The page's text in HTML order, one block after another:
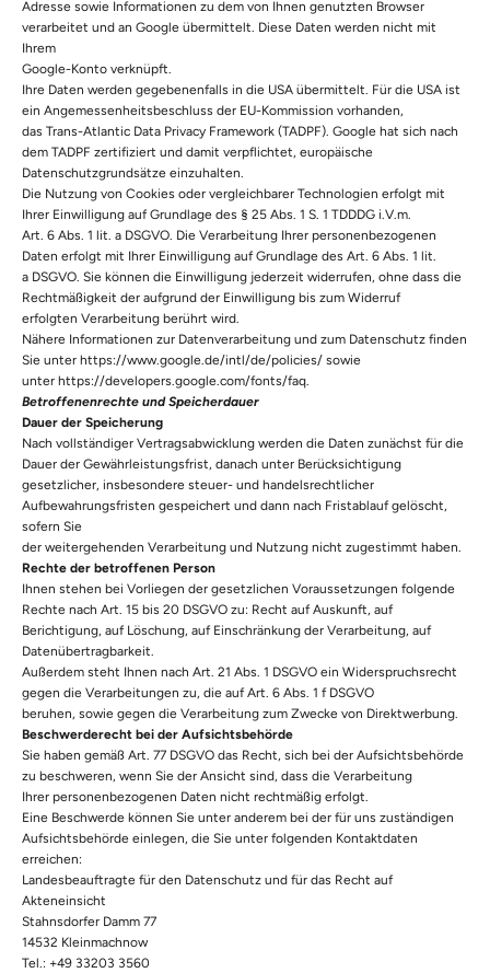
Adresse sowie Informationen zu dem von Ihnen genutzten Browser
verarbeitet und an Google übermittelt. Diese Daten werden nicht mit
Ihrem
Google-Konto verknüpft.
Ihre Daten werden gegebenenfalls in die USA übermittelt. Für die USA ist
ein Angemessenheitsbeschluss der EU-Kommission vorhanden,
das Trans-Atlantic Data Privacy Framework (TADPF). Google hat sich nach
dem TADPF zertifiziert und damit verpflichtet, europäische
Datenschutzgrundsätze einzuhalten.
Die Nutzung von Cookies oder vergleichbarer Technologien erfolgt mit
Ihrer Einwilligung auf Grundlage des § 25 Abs. 1 S. 1 TDDDG i.V.m.
Art. 6 Abs. 1 lit. a DSGVO. Die Verarbeitung Ihrer personenbezogenen
Daten erfolgt mit Ihrer Einwilligung auf Grundlage des Art. 6 Abs. 1 lit.
a DSGVO. Sie können die Einwilligung jederzeit widerrufen, ohne dass die
Rechtmäßigkeit der aufgrund der Einwilligung bis zum Widerruf
erfolgten Verarbeitung berührt wird.
Nähere Informationen zur Datenverarbeitung und zum Datenschutz finden
Sie unter https://www.google.de/intl/de/policies/ sowie
unter https://developers.google.com/fonts/faq.
Betroffenenrechte und Speicherdauer
Dauer der Speicherung
Nach vollständiger Vertragsabwicklung werden die Daten zunächst für die
Dauer der Gewährleistungsfrist, danach unter Berücksichtigung
gesetzlicher, insbesondere steuer- und handelsrechtlicher
Aufbewahrungsfristen gespeichert und dann nach Fristablauf gelöscht,
sofern Sie
der weitergehenden Verarbeitung und Nutzung nicht zugestimmt haben.
Rechte der betroffenen Person
Ihnen stehen bei Vorliegen der gesetzlichen Voraussetzungen folgende
Rechte nach Art. 15 bis 20 DSGVO zu: Recht auf Auskunft, auf
Berichtigung, auf Löschung, auf Einschränkung der Verarbeitung, auf
Datenübertragbarkeit.
Außerdem steht Ihnen nach Art. 21 Abs. 1 DSGVO ein Widerspruchsrecht
gegen die Verarbeitungen zu, die auf Art. 6 Abs. 1 f DSGVO
beruhen, sowie gegen die Verarbeitung zum Zwecke von Direktwerbung.
Beschwerderecht bei der Aufsichtsbehörde
Sie haben gemäß Art. 77 DSGVO das Recht, sich bei der Aufsichtsbehörde
zu beschweren, wenn Sie der Ansicht sind, dass die Verarbeitung
Ihrer personenbezogenen Daten nicht rechtmäßig erfolgt.
Eine Beschwerde können Sie unter anderem bei der für uns zuständigen
Aufsichtsbehörde einlegen, die Sie unter folgenden Kontaktdaten
erreichen:
Landesbeauftragte für den Datenschutz und für das Recht auf
Akteneinsicht
Stahnsdorfer Damm 77
14532 Kleinmachnow
Tel.: +49 33203 3560